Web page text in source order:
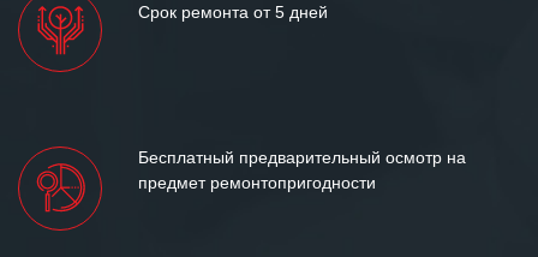
Срок ремонта от 5 дней
Бесплатный предварительный осмотр на
предмет ремонтопригодности